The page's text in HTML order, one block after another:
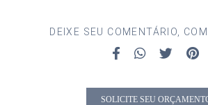
DEIXE SEU COMENTÁRIO,
SOLICITE SEU